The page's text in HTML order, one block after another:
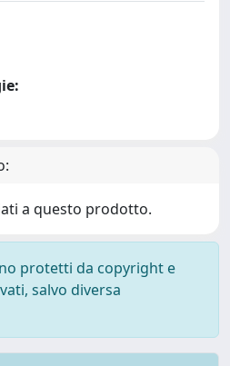
a questo prodotto.
protetti da copyright e
salvo diversa